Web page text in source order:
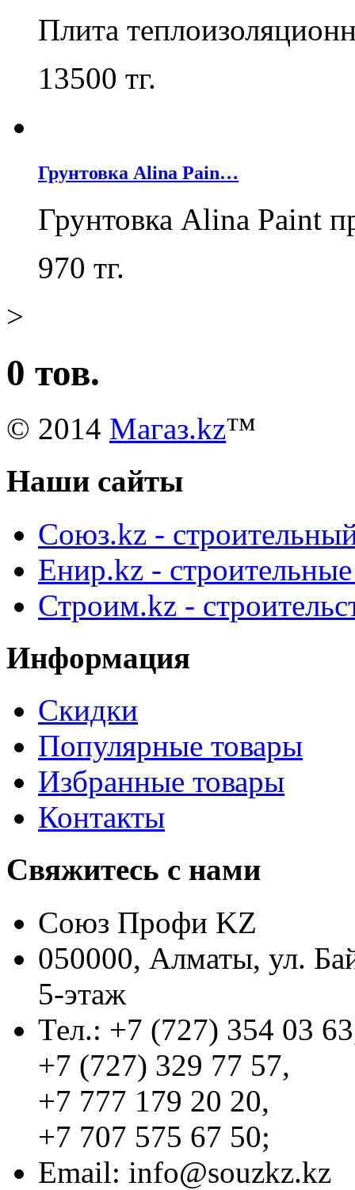
Плита
13500 тг.
Грунтовка Alina Pain…
Грунтовка Alina Paint
970 тг.
>
0 тов.
© 2014 Магаз.kz™
Наши сайты
Союз.kz -
Енир.kz -
Строим.kz -
Информация
Скидки
Популярные товары
Избранные товары
Контакты
Свяжитесь с нами
Союз Профи KZ
050000, Алматы, ул.
5-этаж
Тел.: +7 (727) 354 03
+7 (727) 329 77 57,
+7 777 179 20 20,
+7 707 575 67 50;
Email: info@souzkz.kz